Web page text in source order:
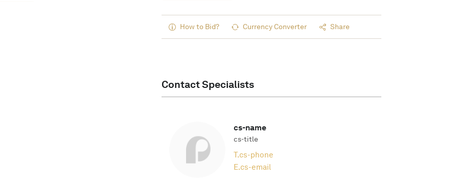
How to Bid? Currency Converter Share
Contact Specialists
cs-name
cs-title
T.cs-phone
E.cs-email